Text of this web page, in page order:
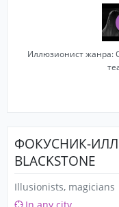
Иллюзионист жанра:
ФОКУСНИК-
BLACKSTONE
Illusionists, magicians